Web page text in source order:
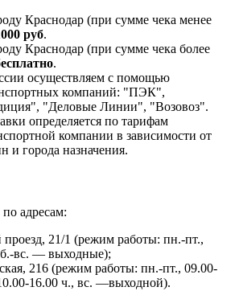
Краснодар (при сумме чека менее
руб.
Краснодар (при сумме чека более
.
осуществляем с помощью
компаний: "ПЭК",
"Деловые Линии", "Возовоз".
определяется по тарифам
компании в зависимости от
и города назначения.
адресам:
21/1 (режим работы: пн.-пт.,
вс. — выходные);
216 (режим работы: пн.-пт., 09.00-
16.00 ч., вс. —выходной).